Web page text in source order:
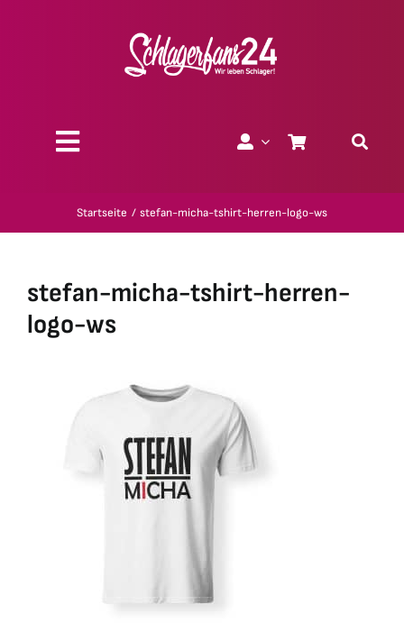
Toggle
Geschenk-Gutscheine
Startseite stefan-micha-tshirt-herren-logo-ws
stefan-micha-tshirt-herren-
logo-ws